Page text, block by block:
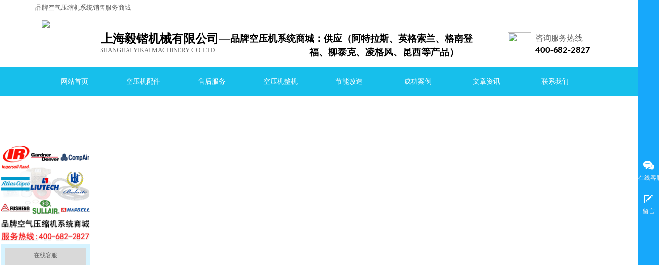
品牌空气压缩机系统销售服务商城
—品牌空压机系统商城：供应（阿特拉斯、英格索兰、格南登
福、 柳泰克、 凌格风、昆西等产品）
上海毅锴机械有限公司 咨询服务热线
400-682-2827
SHANGHAI YIKAI MACHINERY CO. LTD
网站首页 空压机配件 售后服务 空压机整机 节能改造 成功案例 文章资讯 联系我们
在线客
留言
在线客服